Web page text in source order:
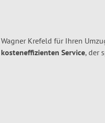
Krefeld für Ihren
Service, der